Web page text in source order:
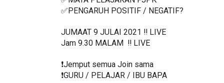
✅PENGARUH POSITIF / NEGATIF?
JUMAAT 9 JULAI 2021 ‼️ LIVE
Jam 9.30 MALAM  ‼️ LIVE
❗️Jemput semua Join sama
❗️GURU / PELAJAR / IBU BAPA